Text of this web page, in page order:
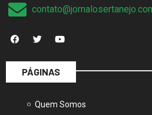
PÁGINAS
Quem Somos